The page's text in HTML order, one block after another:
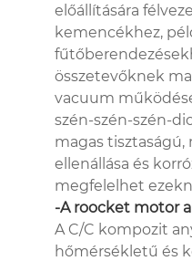
előállítására
kemencékhez,
összetevőknek
vacuum
szén-szén-szén-
magas
ellenállása és
megfelelhet
-A roocket motor
A C/C kompozit
hőmérsékletű és